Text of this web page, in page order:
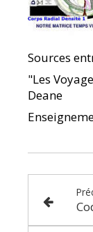
Sources
"Les
Deane